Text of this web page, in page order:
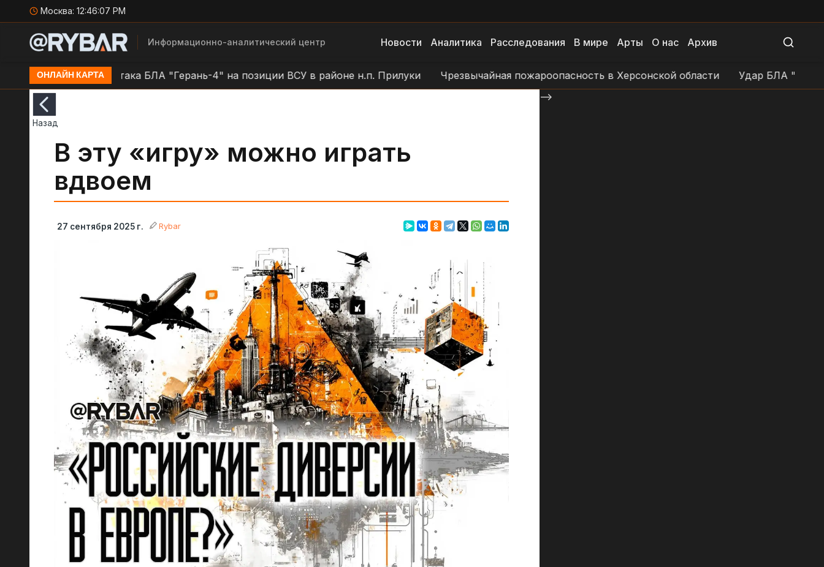
Москва: 12:46:08 PM
Информационно-аналитический центр Новости Аналитика Расследования В мире Арты О нас Архив
ОНЛАЙН КАРТА
области Атака БЛА "Герань-4" на позиции ВСУ в районе н.п. Прилуки Чрезвычайная пожароопасность в Херсонской области Удар БЛА "Герань-4"
Назад
В эту «игру» можно играть
вдвоем
27 сентября 2025 г. Rybar
-->